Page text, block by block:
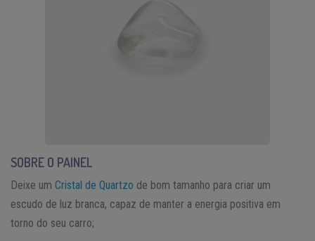
SOBRE O PAINEL
Deixe um Cristal de Quartzo de bom tamanho para criar um
escudo de luz branca, capaz de manter a energia positiva em
torno do seu carro;